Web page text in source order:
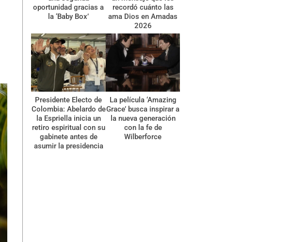
oportunidad gracias a
la ‘Baby Box’
recordó cuánto las
ama Dios en Amadas
2026
Presidente Electo de
Colombia: Abelardo de
la Espriella inicia un
retiro espiritual con su
gabinete antes de
asumir la presidencia
La película ‘Amazing
Grace’ busca inspirar a
la nueva generación
con la fe de
Wilberforce